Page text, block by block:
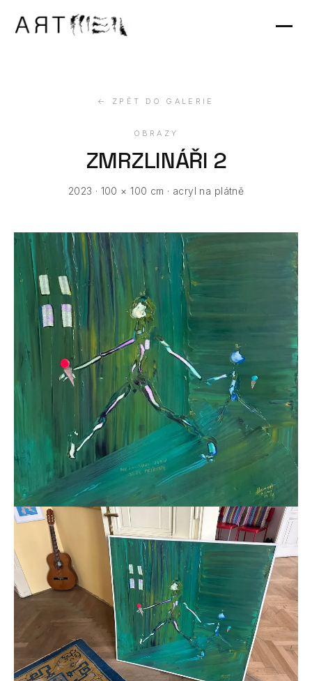
Výstavy
← ZPĚT DO GALERIE
OBRAZY
ZMRZLINÁŘI 2
2023 · 100 × 100 cm · acryl na plátně